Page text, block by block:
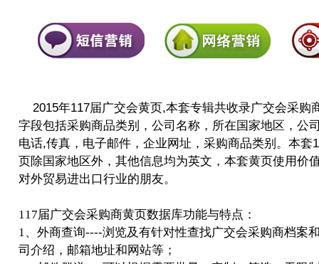
2015年117届广交会黄页,本套专辑共收录广交会采购
字段包括采购商品类别，公司名称，所在国家地区，公
电话,传真，电子邮件，企业网址，采购商品类别。本套
页除国家地区外，其他信息均为英文，本套黄页使用价
对外贸易进出口行业的朋友。
117届广交会采购商黄页数据库功能与特点：
1、外商查询----浏览及有针对性查找广交会采购商档案
司介绍，邮箱地址和网站等；